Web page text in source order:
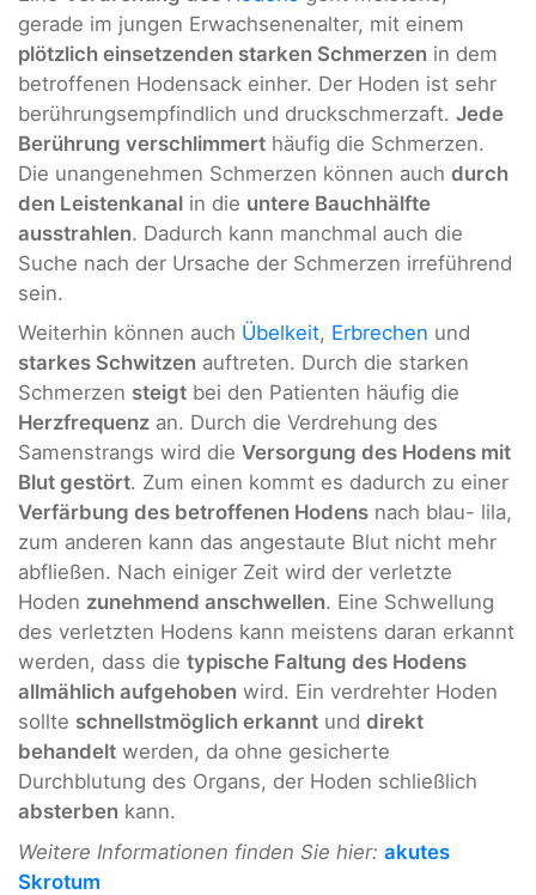
gerade im jungen Erwachsenenalter, mit einem
plötzlich einsetzenden starken Schmerzen in dem
betroffenen Hodensack einher. Der Hoden ist sehr
berührungsempfindlich und druckschmerzaft. Jede
Berührung verschlimmert häufig die Schmerzen.
Die unangenehmen Schmerzen können auch durch
den Leistenkanal in die untere Bauchhälfte
ausstrahlen. Dadurch kann manchmal auch die
Suche nach der Ursache der Schmerzen irreführend
sein.
Weiterhin können auch Übelkeit, Erbrechen und
starkes Schwitzen auftreten. Durch die starken
Schmerzen steigt bei den Patienten häufig die
Herzfrequenz an. Durch die Verdrehung des
Samenstrangs wird die Versorgung des Hodens mit
Blut gestört. Zum einen kommt es dadurch zu einer
Verfärbung des betroffenen Hodens nach blau- lila,
zum anderen kann das angestaute Blut nicht mehr
abfließen. Nach einiger Zeit wird der verletzte
Hoden zunehmend anschwellen. Eine Schwellung
des verletzten Hodens kann meistens daran erkannt
werden, dass die typische Faltung des Hodens
allmählich aufgehoben wird. Ein verdrehter Hoden
sollte schnellstmöglich erkannt und direkt
behandelt werden, da ohne gesicherte
Durchblutung des Organs, der Hoden schließlich
absterben kann.
Weitere Informationen finden Sie hier: akutes
Skrotum